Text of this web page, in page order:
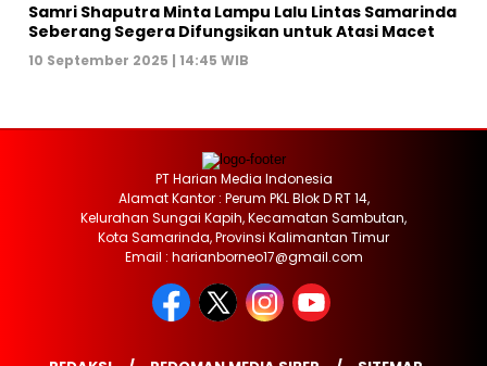
Samri Shaputra Minta Lampu Lalu Lintas Samarinda
Seberang Segera Difungsikan untuk Atasi Macet
10 September 2025 | 14:45 WIB
PT Harian Media Indonesia
Alamat Kantor : Perum PKL Blok D RT 14,
Kelurahan Sungai Kapih, Kecamatan Sambutan,
Kota Samarinda, Provinsi Kalimantan Timur
Email : harianborneo17@gmail.com